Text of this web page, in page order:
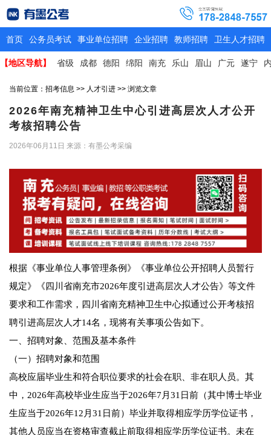
首页 公务员考试 事业单位招聘 企业招聘 教师招聘 卫生人才招聘
【地区导航】 省级 成都 德阳 绵阳 南充 乐山 眉山 广元 遂宁
当前位置： 招考信息 >> 人才引进 >> 浏览文章
2026年南充精神卫生中心引进高层次人才公开
考核招聘公告
2026年06月11日 来源：有墨公考采编
根据《事业单位人事管理条例》《事业单位公开招聘人员暂行
规定》《四川省南充市2026年度引进高层次人才公告》等文件
要求和工作需求，四川省南充精神卫生中心拟通过公开考核招
聘引进高层次人才14名，现将有关事项公告如下。
一、招聘对象、范围及基本条件
（一）招聘对象和范围
高校应届毕业生和符合职位要求的社会在职、非在职人员。其
中，2026年高校毕业生应当于2026年7月31日前（其中博士毕业
生应当于2026年12月31日前）毕业并取得相应学历学位证书，
其他人员应当在资格审查截止前取得相应学历学位证书。未在